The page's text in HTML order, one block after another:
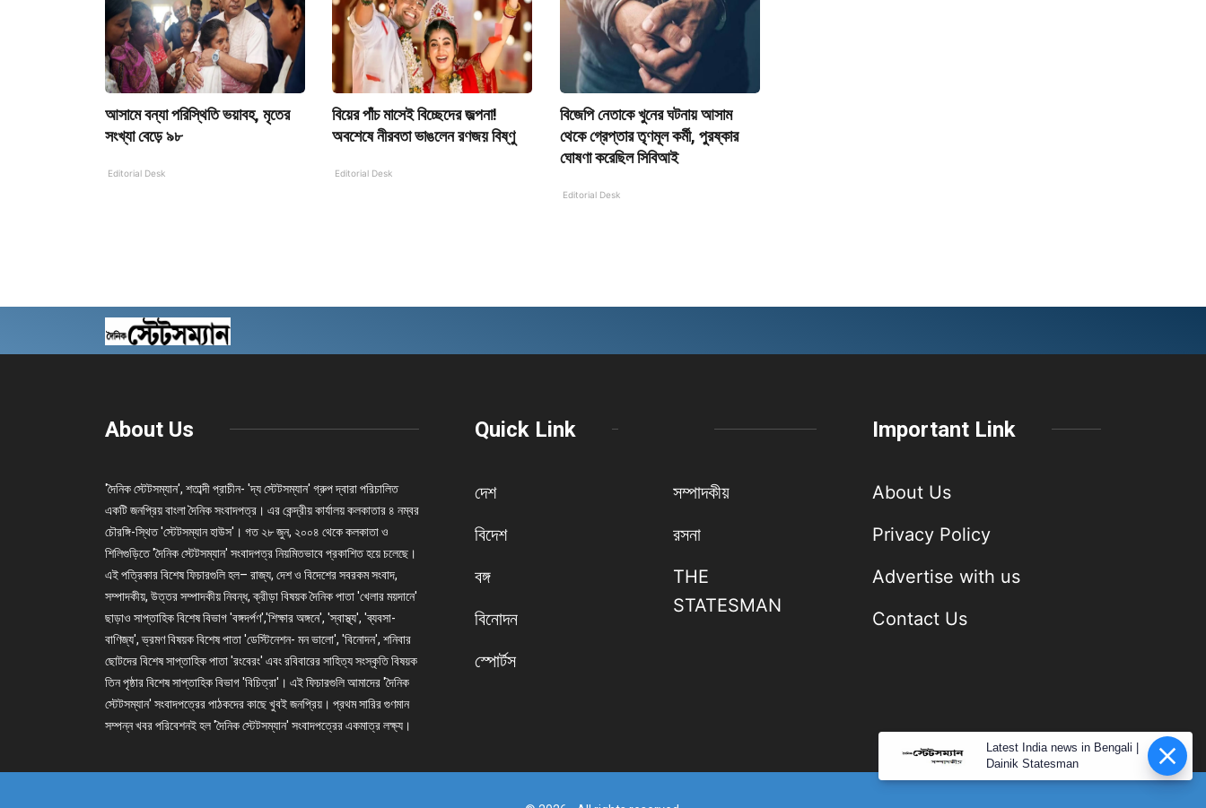
আসামে বন্যা পরিস্থিতি ভয়াবহ, মৃতের
সংখ্যা বেড়ে ৯৮
Editorial Desk
বিয়ের পাঁচ মাসেই বিচ্ছেদের জল্পনা!
অবশেষে নীরবতা ভাঙলেন রণজয় বিষ্ণু
Editorial Desk
বিজেপি নেতাকে খুনের ঘটনায় আসাম
থেকে গ্রেপ্তার তৃণমূল কর্মী, পুরষ্কার
ঘোষণা করেছিল সিবিআই
Editorial Desk
About Us
'দৈনিক স্টেটসম্যান', শতাব্দী প্রাচীন- 'দ্য স্টেটসম্যান' গ্রুপ দ্বারা পরিচালিত
একটি জনপ্রিয় বাংলা দৈনিক সংবাদপত্র। এর কেন্দ্রীয় কার্যালয় কলকাতার ৪ নম্বর
চৌরঙ্গি-স্থিত 'স্টেটসম্যান হাউস'। গত ২৮ জুন, ২০০৪ থেকে কলকাতা ও
শিলিগুড়িতে 'দৈনিক স্টেটসম্যান' সংবাদপত্র নিয়মিতভাবে প্রকাশিত হয়ে চলেছে।
এই পত্রিকার বিশেষ ফিচারগুলি হল– রাজ্য, দেশ ও বিদেশের সবরকম সংবাদ,
সম্পাদকীয়, উত্তর সম্পাদকীয় নিবন্ধ, ক্রীড়া বিষয়ক দৈনিক পাতা 'খেলার ময়দানে'
ছাড়াও সাপ্তাহিক বিশেষ বিভাগ 'বঙ্গদর্পণ','শিক্ষার অঙ্গনে', 'স্বাস্থ্য', 'ব্যবসা-
বাণিজ্য', ভ্রমণ বিষয়ক বিশেষ পাতা 'ডেস্টিনেশন- মন ভালো', 'বিনোদন', শনিবার
ছোটদের বিশেষ সাপ্তাহিক পাতা 'রংবেরং' এবং রবিবারের সাহিত্য সংস্কৃতি বিষয়ক
তিন পৃষ্ঠার বিশেষ সাপ্তাহিক বিভাগ 'বিচিত্রা'। এই ফিচারগুলি আমাদের 'দৈনিক
স্টেটসম্যান' সংবাদপত্রের পাঠকদের কাছে খুবই জনপ্রিয়। প্রথম সারির গুণমান
সম্পন্ন খবর পরিবেশনই হল 'দৈনিক স্টেটসম্যান' সংবাদপত্রের একমাত্র লক্ষ্য।
Quick Link
দেশ
বিদেশ
বঙ্গ
বিনোদন
স্পোর্টস
সম্পাদকীয়
রসনা
THE
STATESMAN
Important Link
About Us
Privacy Policy
Advertise with us
Contact Us
Latest India news in Bengali |
Dainik Statesman